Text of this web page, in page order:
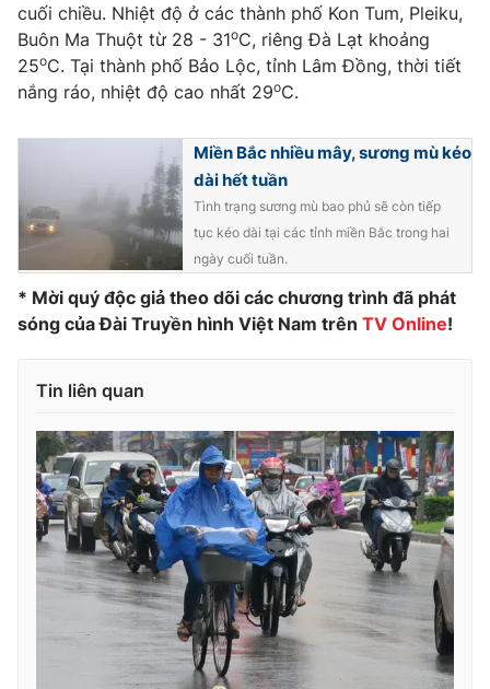
Sản phẩm
Thị trường
Tư vấn
Lịch phát sóng
Podcast
Photo Infographic
Video Shorts video
VTV Sức khoẻ Bất động sản
Thị trường 24h Tấm lòng Việt
VTV4 Vươn mình bằng AI
VTV8
Liên hệ tòa soạn English
cuối chiều. Nhiệt độ ở các thành phố Kon Tum, Pleiku,
Buôn Ma Thuột từ 28 - 31oC, riêng Đà Lạt khoảng
25oC. Tại thành phố Bảo Lộc, tỉnh Lâm Đồng, thời tiết
nắng ráo, nhiệt độ cao nhất 29oC.
Miền Bắc nhiều mây, sương mù kéo
dài hết tuần
Tình trạng sương mù bao phủ sẽ còn tiếp
tục kéo dài tại các tỉnh miền Bắc trong hai
ngày cuối tuần.
* Mời quý độc giả theo dõi các chương trình đã phát
sóng của Đài Truyền hình Việt Nam trên TV Online!
Tin liên quan